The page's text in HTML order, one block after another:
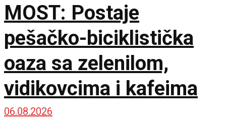
MOST: Postaje
pešačko-biciklistička
oaza sa zelenilom,
vidikovcima i kafeima
06.08.2026